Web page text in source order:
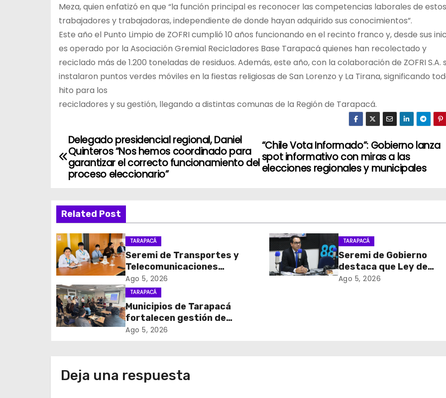
Meza, quien enfatizó en que “la función principal es reconocer las competencias laborales de estos
trabajadores y trabajadoras, independiente de donde hayan adquirido sus conocimientos”.
Este año el Punto Limpio de ZOFRI cumplió 10 años funcionando en el recinto franco y, desde sus
es operado por la Asociación Gremial Recicladores Base Tarapacá quienes han recolectado y
reciclado más de 1.200 toneladas de residuos. Además, este año, con la colaboración de ZOFRI S.A.
instalaron puntos verdes móviles en la fiestas religiosas de San Lorenzo y La Tirana, significando
hito para los
recicladores y su gestión, llegando a distintas comunas de la Región de Tarapacá.
N
a
e
g
a
c
i
ó
n
e
“Chile Vota Informado”: Gobierno lanza
spot informativo con miras a las
elecciones regionales y municipales
Delegado presidencial regional, Daniel
Quinteros “Nos hemos coordinado para
garantizar el correcto funcionamiento del
proceso eleccionario”
Related Post
TARAPACÁ
Seremi de Transportes y
Telecomunicaciones
encabezó primera mesa de
coordinación para el retiro
de cables en desuso en
Iquique
Ago 5, 2026
TARAPACÁ
Seremi de Gobierno
destaca que Ley de
Reconstrucción Nacional
Ago 5, 2026
TARAPACÁ
Municipios de Tarapacá
fortalecen gestión de
subsidios de agua potable
Ago 5, 2026
Deja una respuesta